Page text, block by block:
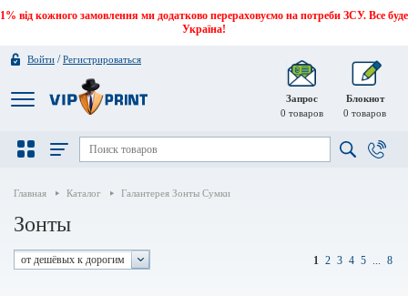
1% від кожного замовлення ми додатково перераховуємо на потреби ЗСУ. Все буде
Україна!
Войти /Регистрироваться
Запрос
0 товаров
Блокнот
0 товаров
Главная Каталог Галантерея Зонты Сумки
Зонты
от дешёвых к дорогим 1 2 3 4 5 ... 8